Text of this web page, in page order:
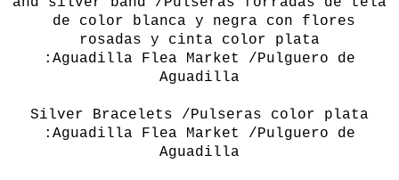
de color blanca y negra con flores
rosadas y cinta color plata
: Aguadilla
Flea Market /Pulguero de
Aguadilla
Silver
Bracelets /Pulseras color plata
: Aguadilla
Flea Market /Pulguero de
Aguadilla